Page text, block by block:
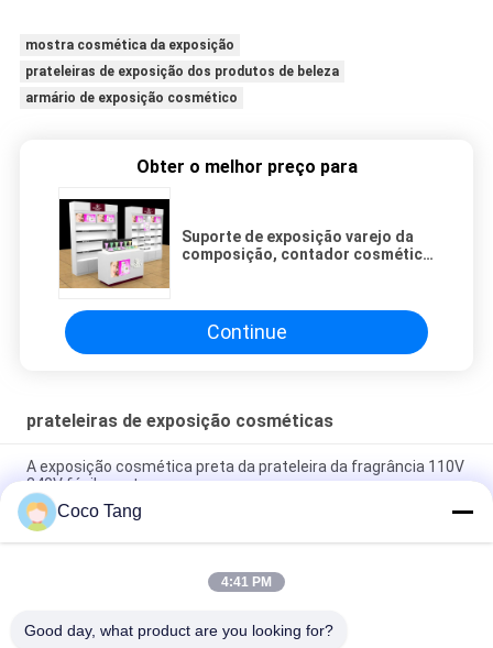
mostra cosmética da exposição
prateleiras de exposição dos produtos de beleza
armário de exposição cosmético
Obter o melhor preço para
Suporte de exposição varejo da
composição, contador cosmético
Continue
prateleiras de exposição cosméticas
A exposição cosmética preta da prateleira da fragrância 110V
240V fácil monta
A exposição cosmética do GV do ISO arquiva o armário
luxuoso do perfume da fragrância
Mostra cosmética fixada na parede cosmética da exposição
Coco Tang
4:41 PM
Good day, what product are you looking for?